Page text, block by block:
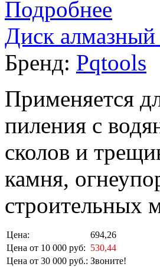
Подробнее
Диск
Бренд: Pqtools
Применяется
пиления с
сколов и
камня,
строительных
Цена:
694,26
Цена от 10 000 руб: 530,44
Цена от 30 000 руб.: Звоните!